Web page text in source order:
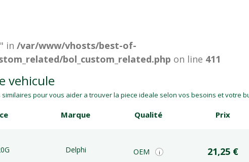
in/var/www/vhosts/best-of-
bol_custom_related.php on line 411
vehicule
pour vous aider a trouver la piece ideale selon vos besoins et votre
Marque Qualité Prix
Delphi OEM i 21,25 €